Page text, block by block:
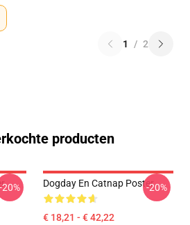
1 / 2
producten
-20% Dogday En Catnap Poster
€ 18,21 - € 42,22
-20%